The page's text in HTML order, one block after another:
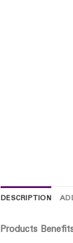
DESCRIPTION
Products